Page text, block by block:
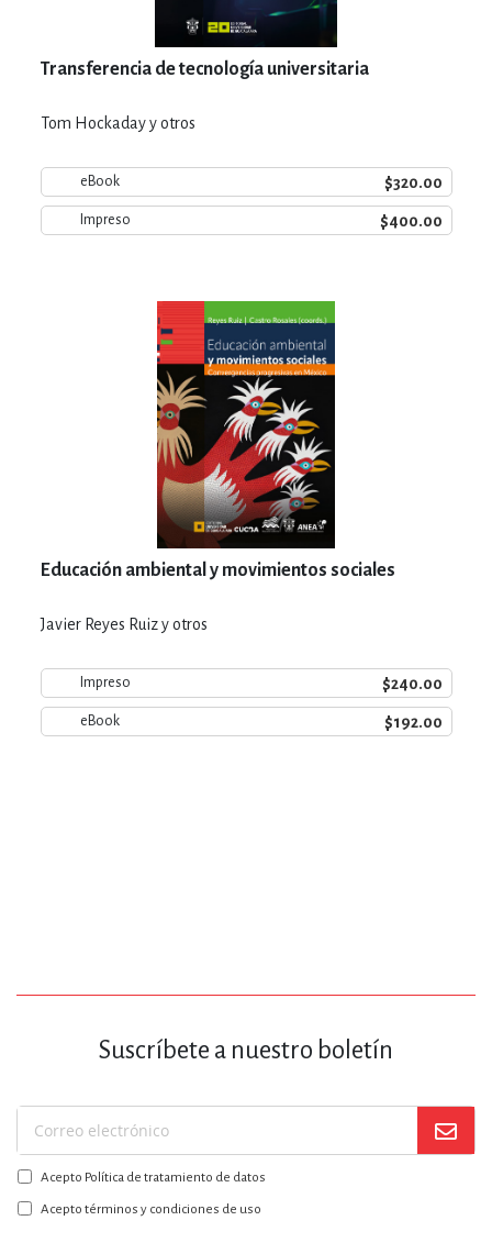
Transferencia de tecnología universitaria
Tom Hockaday y otros
eBook $320.00
Impreso $400.00
Educación ambiental y movimientos sociales
Javier Reyes Ruiz y otros
Impreso $240.00
eBook $192.00
Suscríbete a nuestro boletín
Suscríbase
a
nuestro
boletín:
Acepto Política de tratamiento de datos
Acepto términos y condiciones de uso